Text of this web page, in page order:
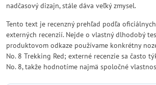
nadčasový dizajn, stále dáva veľký zmysel.
Tento text je recenzný prehľad podľa
externých recenzií. Nejde o vlastný dlhodobý
produktovom odkaze používame konkrétny
No. 8 Trekking Red; externé recenzie sa často
No. 8, takže hodnotíme najmä spoločné